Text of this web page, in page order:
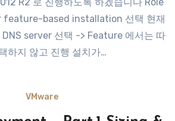
feature-based installation 선택 현재
DNS server 선택 -> Feature 에서는 따
하지 않고 진행 설치가…
VMware